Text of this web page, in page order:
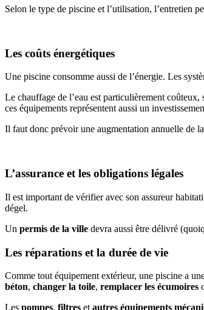
Selon le type de piscine et l’utilisation, l’entretien
Les coûts énergétiques
Une piscine consomme aussi de l’énergie. Les
Le chauffage de l’eau est particulièrement
ces équipements représentent aussi un
Il faut donc prévoir une augmentation annuelle de
L’assurance et les obligations légales
Il est important de vérifier avec son assureur
dégel.
Un permis de la ville devra aussi être délivré
Les réparations et la durée de vie
Comme tout équipement extérieur, une piscine a
béton, changer la toile, remplacer les écumoires
Les pompes, filtres et autres équipements